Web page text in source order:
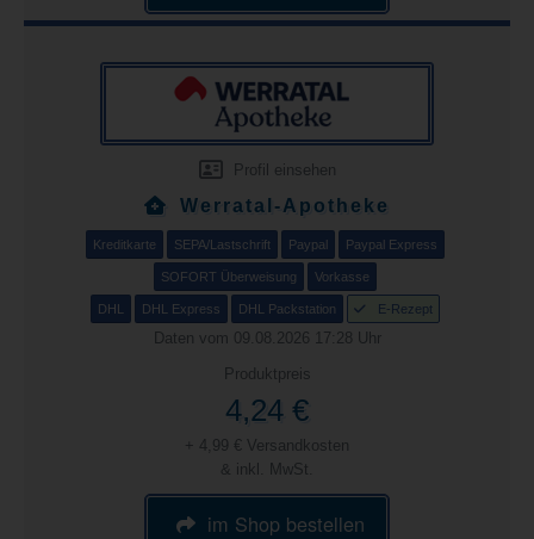
Profil einsehen
Werratal-Apotheke
Kreditkarte SEPA/Lastschrift Paypal Paypal Express
SOFORT Überweisung Vorkasse
DHL DHL Express DHL Packstation E-Rezept
Daten vom 09.08.2026 17:28 Uhr
Produktpreis
4,24 €
+ 4,99 € Versandkosten
& inkl. MwSt.
im Shop bestellen